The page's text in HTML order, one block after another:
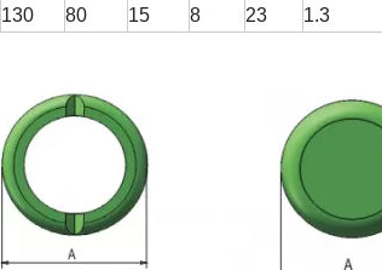
130 80 15 8 23
1.3